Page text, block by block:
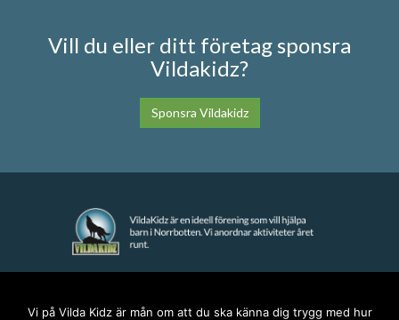
Vill du eller ditt företag sponsra
Vildakidz?
Sponsra Vildakidz
Vi på Vilda Kidz är mån om att du ska känna dig trygg med hur